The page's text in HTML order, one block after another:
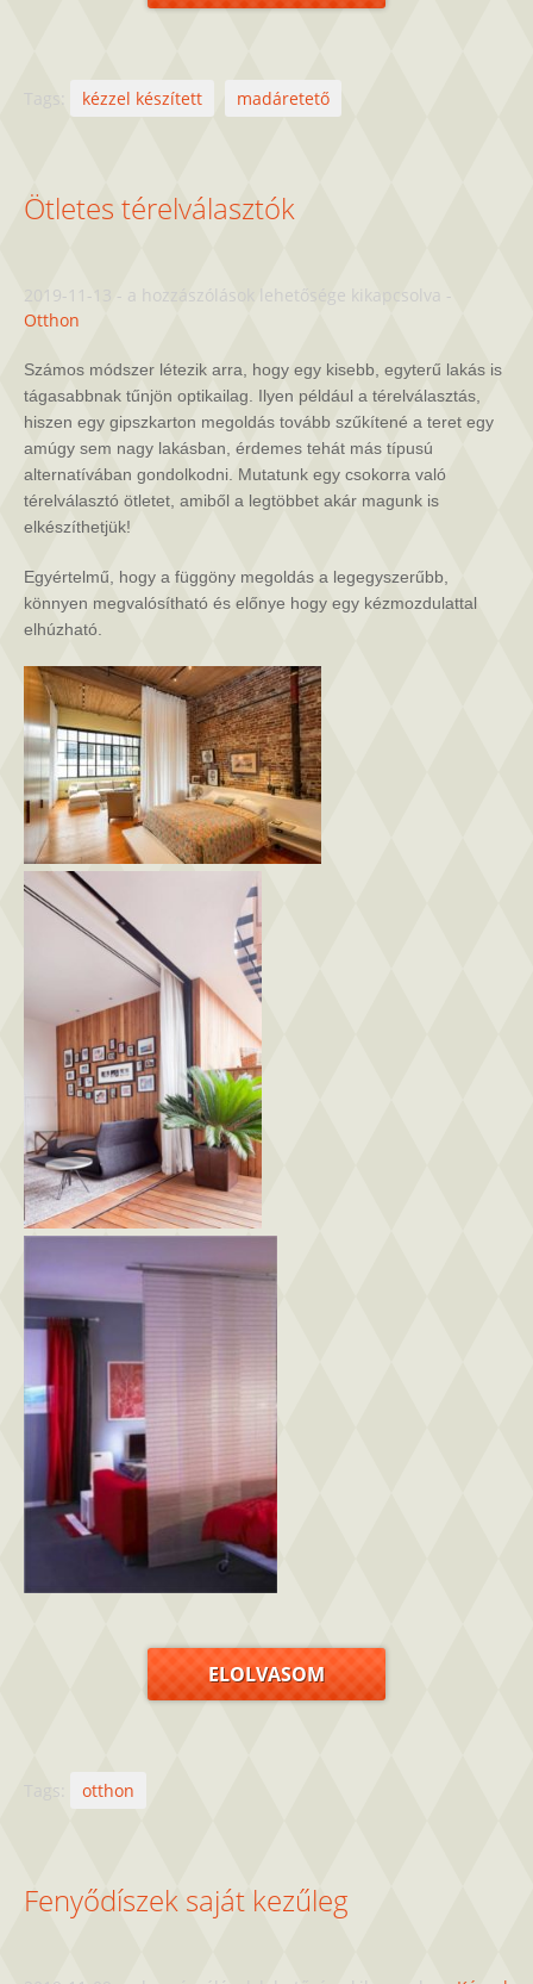
Tags: kézzel készített madáretető
Ötletes térelválasztók
2019-11-13 - Ötletes
a hozzászólások lehetősége kikapcsolva -
Otthon
Számos módszer létezik arra, hogy egy kisebb, egyterű lakás is
tágasabbnak tűnjön optikailag. Ilyen például a térelválasztás,
hiszen egy gipszkarton megoldás tovább szűkítené a teret egy
amúgy sem nagy lakásban, érdemes tehát más típusú
alternatívában gondolkodni. Mutatunk egy csokorra való
térelválasztó ötletet, amiből a legtöbbet akár magunk is
elkészíthetjük!
Egyértelmű, hogy a függöny megoldás a legegyszerűbb,
könnyen megvalósítható és előnye hogy egy kézmozdulattal
elhúzható.
ELOLVASOM
Tags: otthon
Fenyődíszek saját kezűleg